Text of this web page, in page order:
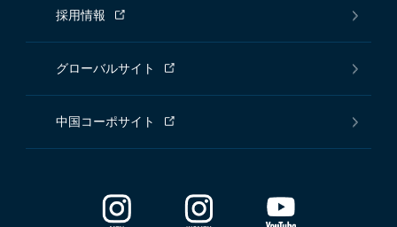
採用情報
グローバルサイト
中国コーポサイト